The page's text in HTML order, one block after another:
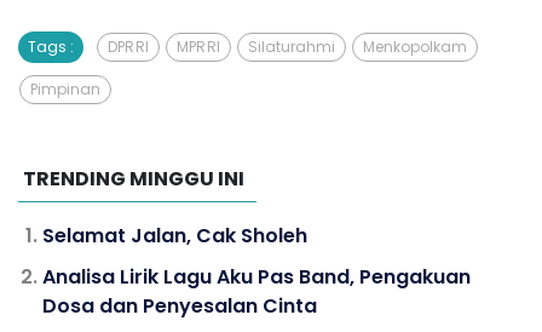
Tags : DPR RI MPR RI Silaturahmi Menkopolkam
Pimpinan
TRENDING MINGGU INI
Selamat Jalan, Cak Sholeh
Analisa Lirik Lagu Aku Pas Band, Pengakuan
Dosa dan Penyesalan Cinta